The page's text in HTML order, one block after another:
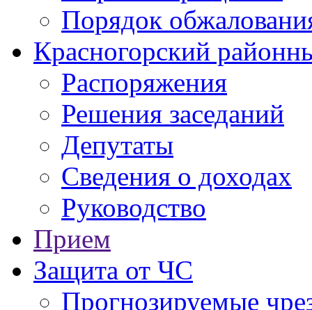
Порядок
Красногорский
Распоряжения
Решения заседаний
Депутаты
Сведения о доходах
Руководство
Прием
Защита от ЧС
Прогнозируемые